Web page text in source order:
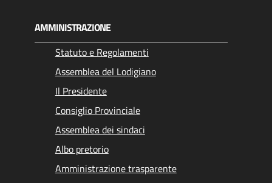
AMMINISTRAZIONE
Statuto e Regolamenti
Assemblea del Lodigiano
Il Presidente
Consiglio Provinciale
Assemblea dei sindaci
Albo pretorio
Amministrazione trasparente